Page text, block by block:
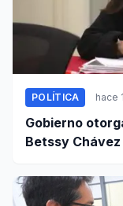
POLÍTICA hace
Gobierno
Betssy Chávez